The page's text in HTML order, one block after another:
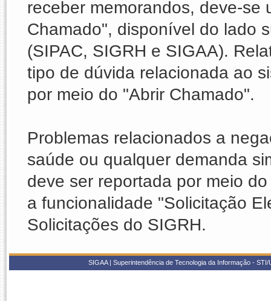
receber memorandos, deve-se
Chamado", disponível do lado
(SIPAC, SIGRH e SIGAA).
tipo de dúvida relacionada ao
por meio do "Abrir Chamado".
Problemas relacionados a
saúde ou qualquer demanda
deve ser reportada por meio
a funcionalidade "Solicitação
Solicitações do SIGRH.
SIGAA | Superintendência de Tecnologia da Informação -